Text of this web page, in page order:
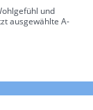
und
ausgewählte A-